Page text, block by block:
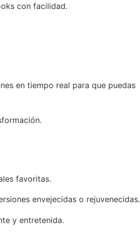
con facilidad.
en tiempo real para que puedas
favoritas.
envejecidas o rejuvenecidas.
y entretenida.